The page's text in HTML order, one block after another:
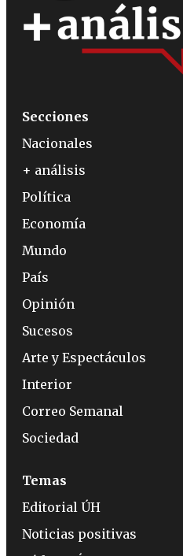
Secciones
Nacionales
+ análisis
Política
Economía
Mundo
País
Opinión
Sucesos
Arte y Espectáculos
Interior
Correo Semanal
Sociedad
Temas
Editorial ÚH
Noticias positivas